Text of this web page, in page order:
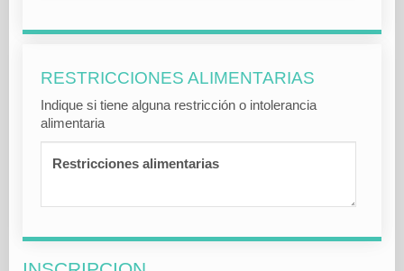
RESTRICCIONES ALIMENTARIAS
Indique si tiene alguna restricción o intolerancia
alimentaria
Restricciones alimentarias